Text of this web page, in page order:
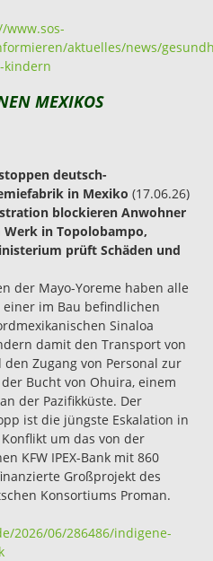
www.sos-
aktuelles/news/
kindern
MEXIKOS
deutsch-
in Mexiko (17.06.26)
blockieren Anwohner
in Topolobampo,
prüft Schäden und
der Mayo-Yoreme haben alle
im Bau befindlichen
Sinaloa
damit den Transport von
Zugang von Personal zur
Bucht von Ohuira, einem
der Pazifikküste. Der
ist die jüngste Eskalation in
um das von der
KFW IPEX-Bank mit 860
Großprojekt des
Konsortiums Proman.
2026/06/286486/indigene-